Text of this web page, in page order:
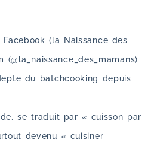
(la Naissance des
du batchcooking depuis
se traduit par « cuisson par
devenu « cuisiner